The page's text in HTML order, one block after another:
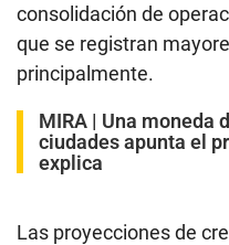
consolidación de
que se registran
principalmente.
MIRA | Una moneda
ciudades apunta el
explica
Las proyecciones de